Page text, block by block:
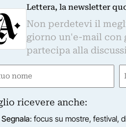
antica
Lettera, la newsletter
Non perdetevi il
giorno un'e-mail
partecipa alla
ricevere anche:
Segnala: focus su mostre, festival,